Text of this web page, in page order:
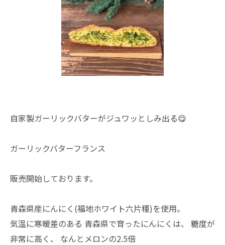
自家製ガーリックバターがジュワッとしみ出る😋
ガーリックバターフランス
販売開始しております。
青森県産にんにく(福地ホワイト六片種)を使用。
気温に寒暖差のある 青森県で育ったにんにくは、 糖度が
非常に高く、 なんとメロンの2.5倍